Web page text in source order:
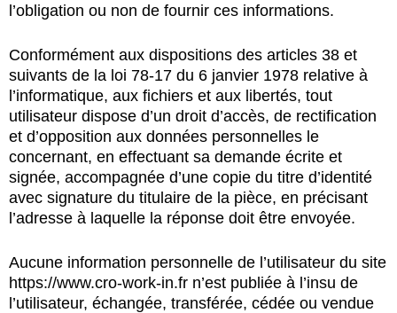
l’obligation ou non de fournir ces informations.
Conformément aux dispositions des articles 38 et
suivants de la loi 78-17 du 6 janvier 1978 relative à
l’informatique, aux fichiers et aux libertés, tout
utilisateur dispose d’un droit d’accès, de rectification
et d’opposition aux données personnelles le
concernant, en effectuant sa demande écrite et
signée, accompagnée d’une copie du titre d’identité
avec signature du titulaire de la pièce, en précisant
l’adresse à laquelle la réponse doit être envoyée.
Aucune information personnelle de l’utilisateur du site
https://www.cro-work-in.fr n’est publiée à l’insu de
l’utilisateur, échangée, transférée, cédée ou vendue